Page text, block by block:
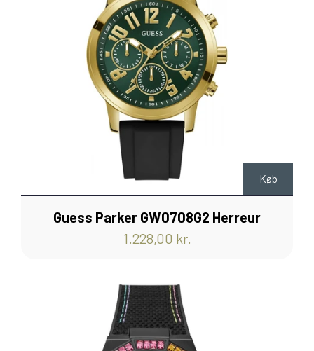
Køb
Guess Parker GW0708G2 Herreur
1.228,00 kr.